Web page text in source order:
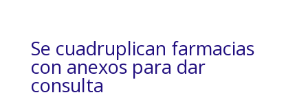
Se cuadruplican farmacias
con anexos para dar
consulta